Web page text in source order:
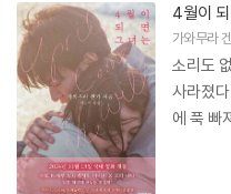
도쿄국제애니메페어2003 표현
이션영화부문 은상｜제36회 세
콩쿠루 애니메이션영화상｜한
-“벚꽃이 떨어지는 속도 초속5센
너를 다시 만날 수 있을까”. 신카
있는 섬세한 감정선이 아름다운
4월이
가와무라
소리도
사라졌
에 푹 빠